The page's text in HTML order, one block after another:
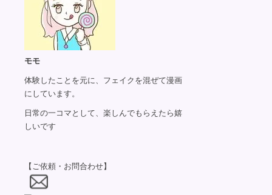
モモ
体験したことを元に、フェイクを混ぜて漫画
にしています。
日常の一コマとして、楽しんでもらえたら嬉
しいです
【ご依頼・お問合わせ】